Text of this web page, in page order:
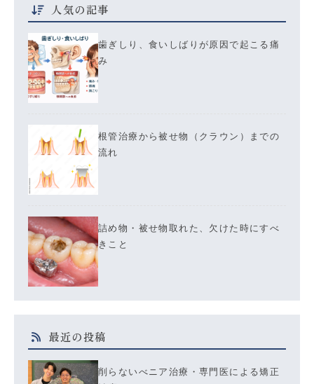
人気の記事
歯ぎしり、食いしばりが原因で起こる痛
み
根管治療から被せ物（クラウン）までの
流れ
詰め物・被せ物取れた、欠けた時にすべ
きこと
最近の投稿
削らないべニア治療・専門医による矯正